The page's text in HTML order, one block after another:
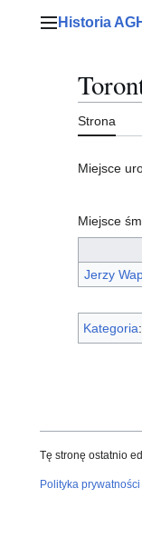
Menu główne
Historia
Strona
Miejsce
Miejsce
Jerzy
Kategoria:
Tę stronę ostatnio
Polityka prywatności